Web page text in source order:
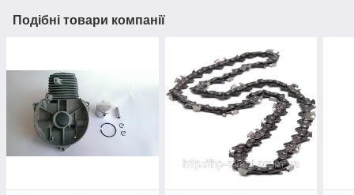
Подібні товари компанії